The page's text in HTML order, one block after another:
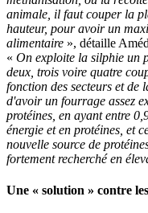
animale, il faut couper la
hauteur, pour avoir un
alimentaire », détaille
« On exploite la silphie un
deux, trois voire quatre
fonction des secteurs et de
d'avoir un fourrage assez
protéines, en ayant entre
énergie et en protéines, et
nouvelle source de
fortement recherché en
Une « solution » contre